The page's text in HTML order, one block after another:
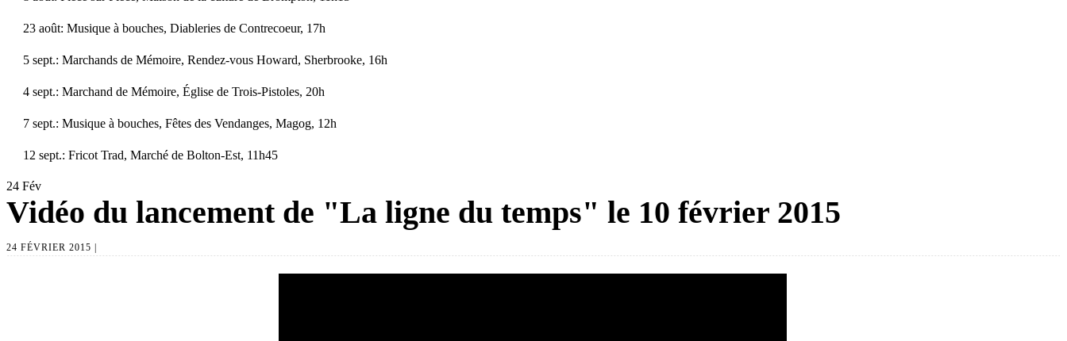
23 août: Musique à bouches, Diableries de Contrecoeur, 17h
5 sept.: Marchands de Mémoire, Rendez-vous Howard, Sherbrooke, 16h
4 sept.: Marchand de Mémoire, Église de Trois-Pistoles, 20h
7 sept.: Musique à bouches, Fêtes des Vendanges, Magog, 12h
12 sept.: Fricot Trad, Marché de Bolton-Est, 11h45
24 Fév
Vidéo du lancement de "La ligne du temps" le 10 février 2015
24 FÉVRIER 2015 |